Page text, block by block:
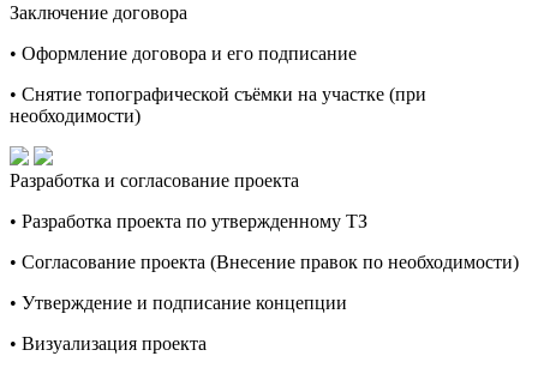
Заключение договора
• Оформление договора и его подписание
• Снятие топографической съёмки на участке (при
необходимости)
Разработка и согласование проекта
• Разработка проекта по утвержденному ТЗ
• Согласование проекта (Внесение правок по необходимости)
• Утверждение и подписание концепции
• Визуализация проекта